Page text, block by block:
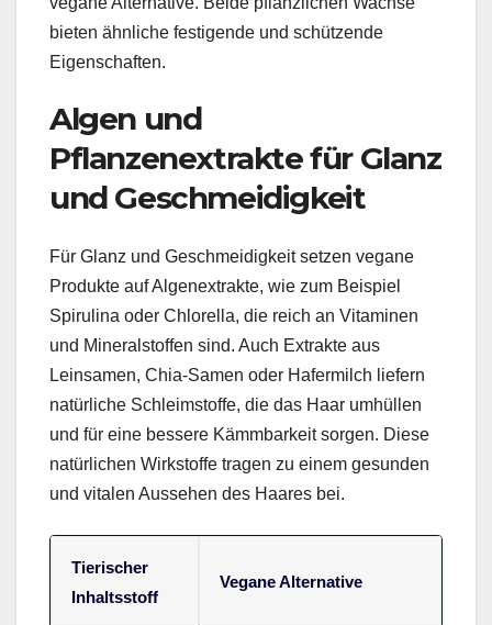
bieten ähnliche festigende und schützende
Eigenschaften.
Algen und
Pflanzenextrakte für Glanz
und Geschmeidigkeit
Für Glanz und Geschmeidigkeit setzen vegane
Produkte auf Algenextrakte, wie zum Beispiel
Spirulina oder Chlorella, die reich an Vitaminen
und Mineralstoffen sind. Auch Extrakte aus
Leinsamen, Chia-Samen oder Hafermilch liefern
natürliche Schleimstoffe, die das Haar umhüllen
und für eine bessere Kämmbarkeit sorgen. Diese
natürlichen Wirkstoffe tragen zu einem gesunden
und vitalen Aussehen des Haares bei.
Tierischer
Inhaltsstoff
Vegane Alternative